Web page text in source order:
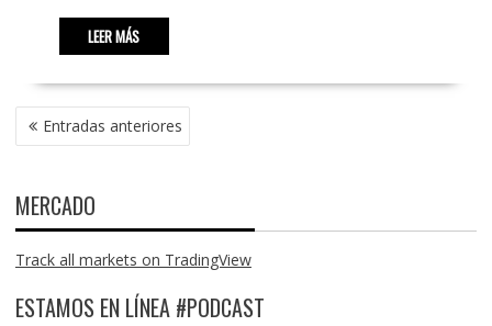
LEER MÁS
NAVEGACIÓN
DE Entradas anteriores
MERCADO
Track all markets on TradingView
ESTAMOS EN LÍNEA #PODCAST